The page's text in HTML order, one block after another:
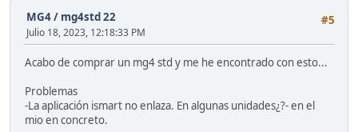
#5
MG4/ mg4std 22
Julio 18, 2023, 12:18:33 PM
Acabo de comprar un mg4 std y me he encontrado con esto...
Problemas
-La aplicación ismart no enlaza. En algunas unidades¿?- en el
mio en concreto.